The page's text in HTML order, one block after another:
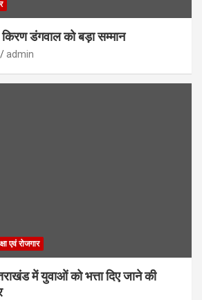
किरण डंगवाल को बड़ा सम्मान
admin
एवं रोजगार
में युवाओं को भत्ता दिए जाने की